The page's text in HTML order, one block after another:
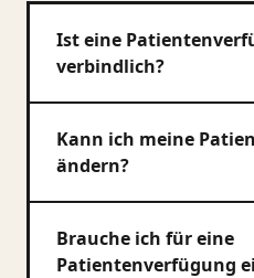
Ist eine
verbindlich?
Kann ich meine
ändern?
Brauche ich für eine
Patientenverfügung